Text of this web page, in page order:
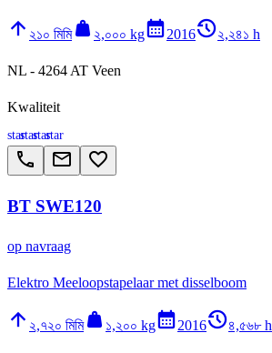
arrow_upward ২১০ মিমিweight ২,০০০ kgcalendar_month2016history_2২,২৪১ h
NL - 4264 AT Veen
Kwaliteit
starstarstarstar
call email favorite_border
BT SWE120
op navraag
Elektro Meeloopstapelaar met disselboom
arrow_upward ২,৭২০ মিমিweight ১,২০০ kgcalendar_month2016history_2৪,৫৬৮ h